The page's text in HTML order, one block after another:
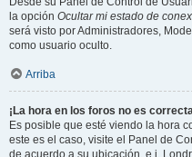
la opción Ocultar mi estado de
será visto por Administradores,
como usuario oculto.
Arriba
¡La hora en los foros no es
Es posible que esté viendo la hora
este es el caso, visite el Panel de
de acuerdo a su ubicación, e.j.